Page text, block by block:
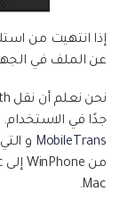
عن الملف في
جدًا في
MobileTrans و
Mac.